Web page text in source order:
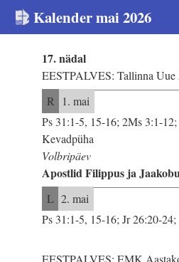
Kalender mai 2026
17. nädal
EESTPALVES: Tallinna Uue
R
1. mai
Ps 31:1-5, 15-16; 2Ms 3:1-
Kevadpüha
Volbripäev
Apostlid Filippus ja
L 2. mai
Ps 31:1-5, 15-16; Jr 26:20-
EESTPALVES: EMK